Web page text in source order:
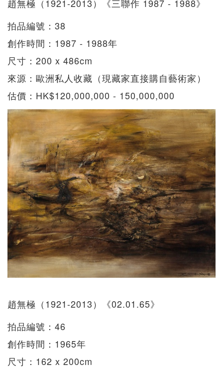
趙無極（1921-2013）《三聯作 1987 - 1988》
拍品編號：38
創作時間：1987 - 1988年
尺寸：200 x 486cm
來源：歐洲私人收藏（現藏家直接購自藝術家）
估價：HK$120,000,000 - 150,000,000
趙無極（1921-2013）《02.01.65》
拍品編號：46
創作時間：1965年
尺寸：162 x 200cm